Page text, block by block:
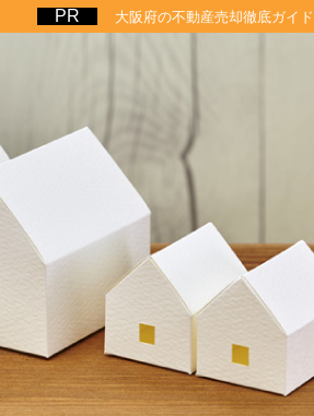
大阪府の不動産売却徹底ガイド